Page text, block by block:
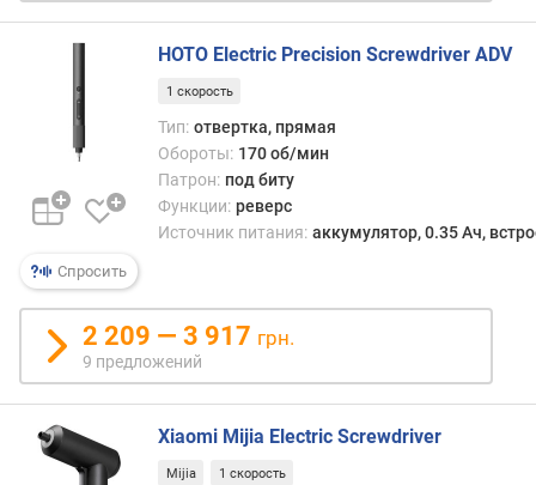
о
)
о
т
е
я
е
м
Спросить
HOTO Electric Precision Screwdriver ADV
1 скорость
Тип: отвертка, прямая
Обороты: 170 об/мин
Патрон: под биту
Функции: реверс
Источник питания: аккумулятор, 0.35 Ач,
2 209 — 3 917 грн.
9 предложений
Xiaomi Mijia Electric Screwdriver
Mijia 1 скорость